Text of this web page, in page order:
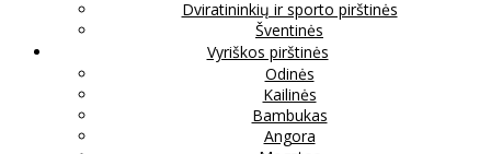
Dviratininkių ir sporto pirštinės
Šventinės
Vyriškos pirštinės
Odinės
Kailinės
Bambukas
Angora